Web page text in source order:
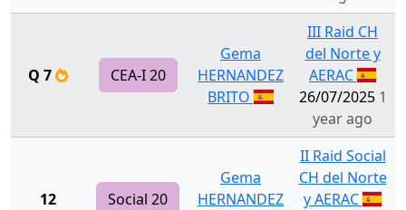
Q 7 CEA-I 20
Gema
HERNANDEZ
BRITO
III Raid CH
del Norte y
AERAC
26/07/2025 1
year ago
12 Social 20
Gema
HERNANDEZ
II Raid Social
CH del Norte
y AERAC